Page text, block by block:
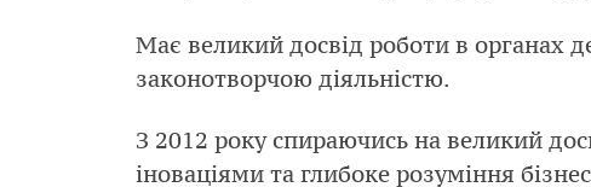
Має великий досвід роботи в органах
законотворчою діяльністю.
З 2012 року спираючись на великий
іноваціями та глибоке розуміння